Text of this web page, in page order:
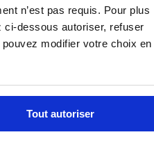
n’est pas requis. Pour plus
ci-dessous autoriser, refuser
modifier votre choix en
Tout autoriser